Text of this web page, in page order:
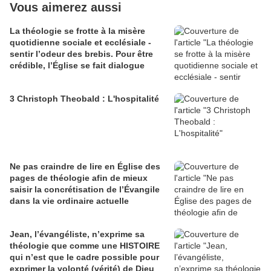
Vous aimerez aussi
La théologie se frotte à la misère
quotidienne sociale et ecclésiale -
sentir l’odeur des brebis. Pour être
crédible, l’Église se fait dialogue
3 Christoph Theobald : L'hospitalité
Ne pas craindre de lire en Église des
pages de théologie afin de mieux
saisir la concrétisation de l’Évangile
dans la vie ordinaire actuelle
Jean, l’évangéliste, n’exprime sa
théologie que comme une HISTOIRE
qui n’est que le cadre possible pour
exprimer la volonté (vérité) de Dieu